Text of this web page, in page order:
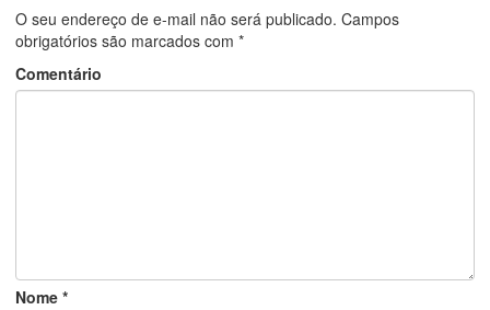
O seu endereço de e-mail não será publicado. Campos
obrigatórios são marcados com *
Comentário
Nome *